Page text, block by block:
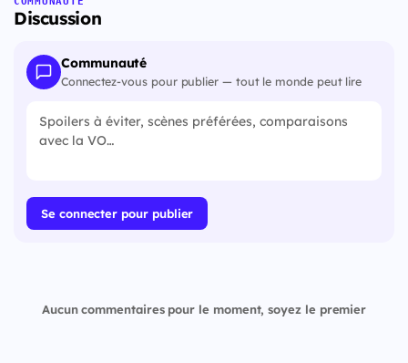
Discussion
Communauté
Connectez-vous pour publier — tout le monde peut lire
Se connecter pour publier
Aucun commentaires pour le moment, soyez le premier